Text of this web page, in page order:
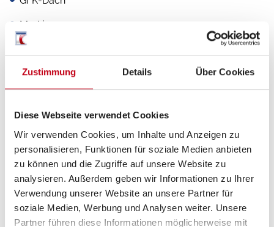
Zustimmung Details Über Cookies
Diese Webseite verwendet Cookies
Wir verwenden Cookies, um Inhalte und Anzeigen zu
personalisieren, Funktionen für soziale Medien anbieten
zu können und die Zugriffe auf unsere Website zu
analysieren. Außerdem geben wir Informationen zu Ihrer
Verwendung unserer Website an unsere Partner für
soziale Medien, Werbung und Analysen weiter. Unsere
Partner führen diese Informationen möglicherweise mit
Markise
Verdunkelungs- und Fliegenschutzrollos
Vorzeltleuchte
Inneneinrichtung
Fahrerhaussitze drehbar
Fahrersitz drehbar